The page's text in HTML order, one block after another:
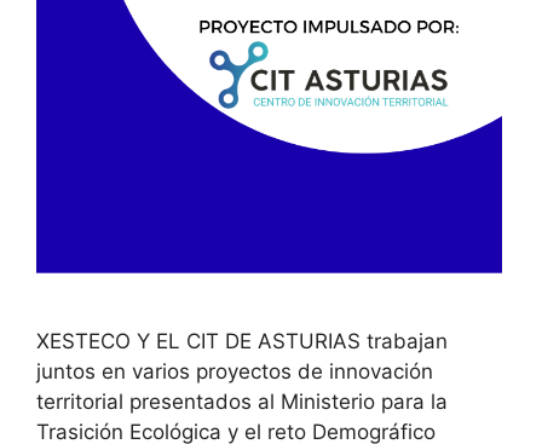
XESTECO Y EL CIT DE ASTURIAS trabajan
juntos en varios proyectos de innovación
territorial presentados al Ministerio para la
Trasición Ecológica y el reto Demográfico